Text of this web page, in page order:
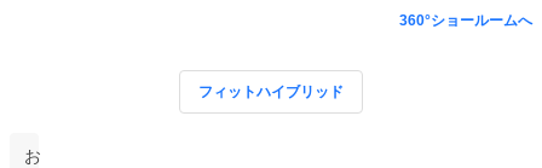
お
360°ショールームへ
フィットハイブリッド